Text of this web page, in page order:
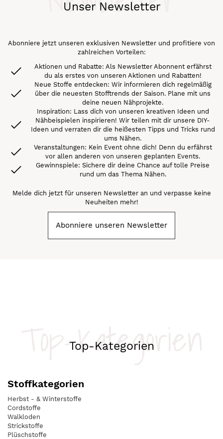
Unser Newsletter
Abonniere jetzt unseren exklusiven Newsletter und profitiere von
zahlreichen Vorteilen:
Aktionen und Rabatte: Als Newsletter Abonnent erfährst
du als erstes von unseren Aktionen und Rabatten!
Neue Stoffe entdecken: Wir informieren dich regelmäßig
über die neuesten Stofftrends der Saison. Plane mit uns
deine neuen Nähprojekte.
Inspiration: Lass dich von unseren kreativen Ideen und
Nähbeispielen inspirieren! Wir teilen mit dir unsere DIY-
Ideen und verraten dir die heißesten Tipps und Tricks rund
ums Nähen.
Veranstaltungen: Kein Event ohne dich! Denn du erfährst
vor allen anderen von unseren geplanten Events.
Gewinnspiele: Sichere dir deine Chance auf tolle Preise
rund um das Thema Nähen.
Melde dich jetzt für unseren Newsletter an und verpasse keine
Neuheiten mehr!
Abonniere unseren Newsletter
Top-Kategorien
Top-Kategorien
Stoffkategorien
Herbst - & Winterstoffe
Cordstoffe
Walkloden
Strickstoffe
Plüschstoffe